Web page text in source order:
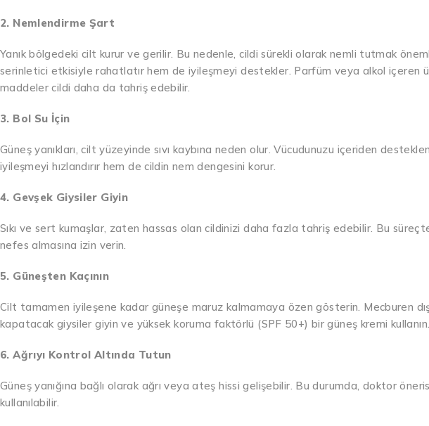
2. Nemlendirme Şart
Yanık bölgedeki cilt kurur ve gerilir. Bu nedenle, cildi sürekli olarak nemli tutmak
serinletici etkisiyle rahatlatır hem de iyileşmeyi destekler. Parfüm veya alkol içeren
maddeler cildi daha da tahriş edebilir.
3. Bol Su İçin
Güneş yanıkları, cilt yüzeyinde sıvı kaybına neden olur. Vücudunuzu içeriden
iyileşmeyi hızlandırır hem de cildin nem dengesini korur.
4. Gevşek Giysiler Giyin
Sıkı ve sert kumaşlar, zaten hassas olan cildinizi daha fazla tahriş edebilir. Bu
nefes almasına izin verin.
5. Güneşten Kaçının
Cilt tamamen iyileşene kadar güneşe maruz kalmamaya özen gösterin. Mecburen
kapatacak giysiler giyin ve yüksek koruma faktörlü (SPF 50+) bir güneş kremi kullanın.
6. Ağrıyı Kontrol Altında Tutun
Güneş yanığına bağlı olarak ağrı veya ateş hissi gelişebilir. Bu durumda, doktor
kullanılabilir.